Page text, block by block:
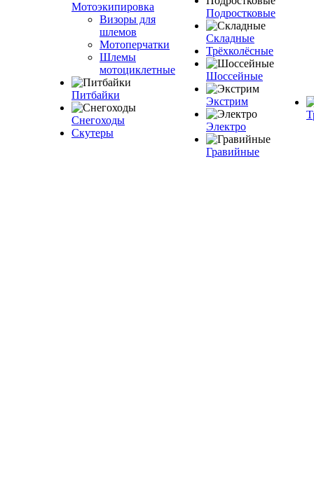
Мотоэкипировка
Визоры для
шлемов
Мотоперчатки
Шлемы
мотоциклетные
Питбайки
Снегоходы
Скутеры
Подростковые
Складные
Трёхколёсные
Шоссейные
Экстрим
Электро
Гравийные